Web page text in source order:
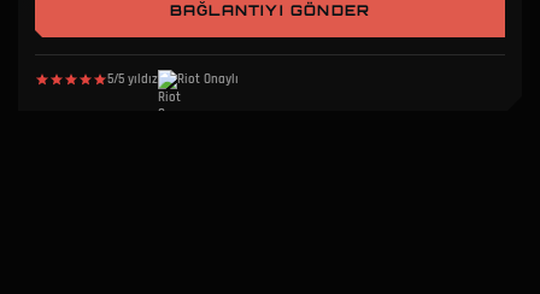
BAĞLANTIYI GÖNDER
5/5 yıldız Riot Onaylı